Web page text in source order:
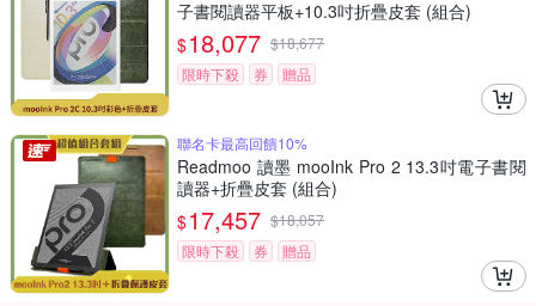
子書閱讀器平板+10.3吋折疊皮套 (組合)
$18,077 $18,677
限時下殺
券 贈品
聯名卡最高回饋10%
Readmoo 讀墨 mooInk Pro 2 13.3吋電子書閱
讀器+折疊皮套 (組合)
$17,457 $18,057
限時下殺
券 贈品